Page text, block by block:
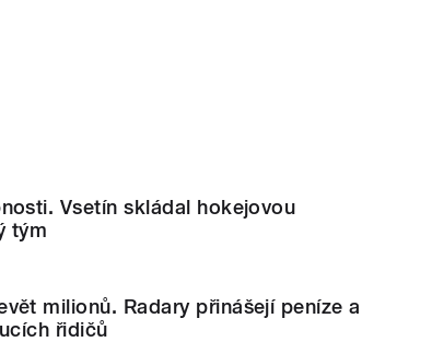
Vsetín skládal hokejovou
tým
milionů. Radary přinášejí peníze a
řidičů